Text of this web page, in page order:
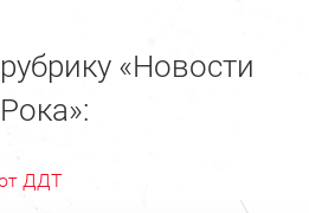
«Новости
Рока»:
ДДТ